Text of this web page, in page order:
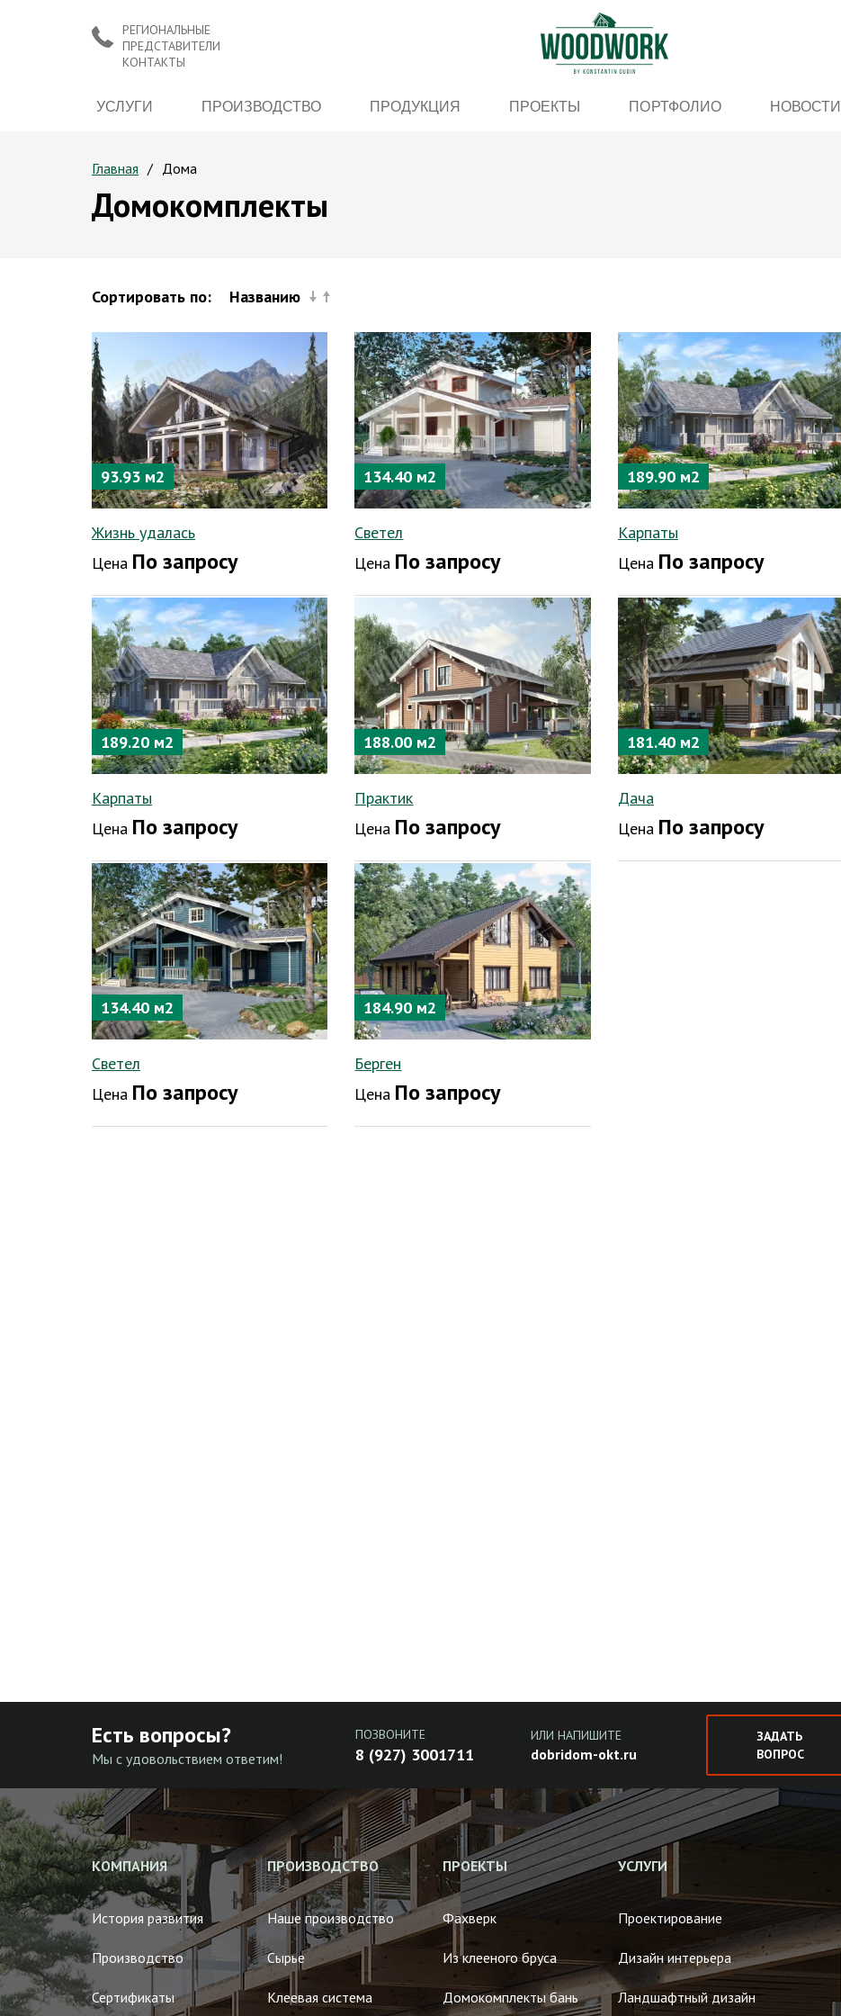
РЕГИОНАЛЬНЫЕ
ПРЕДСТАВИТЕЛИ
КОНТАКТЫ
УСЛУГИ ПРОИЗВОДСТВО ПРОДУКЦИЯ ПРОЕКТЫ ПОРТФОЛИО НОВОСТИ
Главная Дома
Домокомплекты
Сортировать по: Названию
93.93 м2
Жизнь удалась
Цена По запросу
134.40 м2
Светел
Цена По запросу
189.90 м2
Карпаты
Цена По запросу
189.20 м2
Карпаты
Цена По запросу
188.00 м2
Практик
Цена По запросу
181.40 м2
Дача
Цена По запросу
134.40 м2
Светел
Цена По запросу
184.90 м2
Берген
Цена По запросу
Есть вопросы?
Мы с удовольствием ответим!
ПОЗВОНИТЕ
8 (927) 3001711
ИЛИ НАПИШИТЕ
dobridom-okt.ru
ЗАДАТЬ
ВОПРОС
КОМПАНИЯ
История развития
Производство
Сертификаты
ПРОИЗВОДСТВО
Наше производство
Сырье
Клеевая система
ПРОЕКТЫ
Фахверк
Из клееного бруса
Домокомплекты бань
УСЛУГИ
Проектирование
Дизайн интерьера
Ландшафтный дизайн